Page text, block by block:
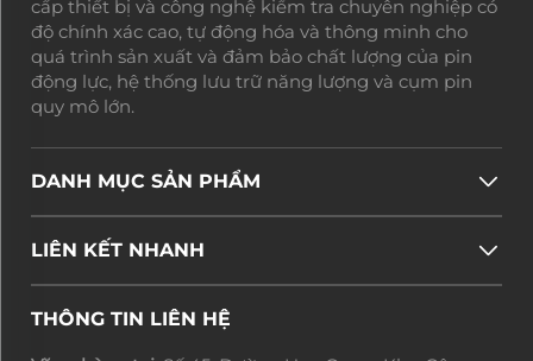
cấp thiết bị và công nghệ kiểm tra chuyên nghiệp có
độ chính xác cao, tự động hóa và thông minh cho
quá trình sản xuất và đảm bảo chất lượng của pin
động lực, hệ thống lưu trữ năng lượng và cụm pin
quy mô lớn.
DANH MỤC SẢN PHẨM
LIÊN KẾT NHANH
THÔNG TIN LIÊN HỆ